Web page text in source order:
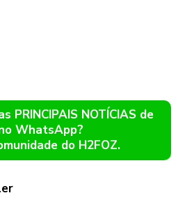
PRINCIPAIS NOTÍCIAS de
WhatsApp?
do H2FOZ.